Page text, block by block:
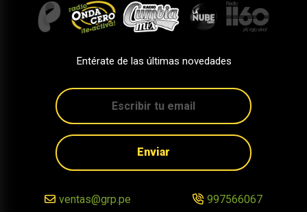
Entérate de las últimas novedades
Enviar
ventas@grp.pe 997566067